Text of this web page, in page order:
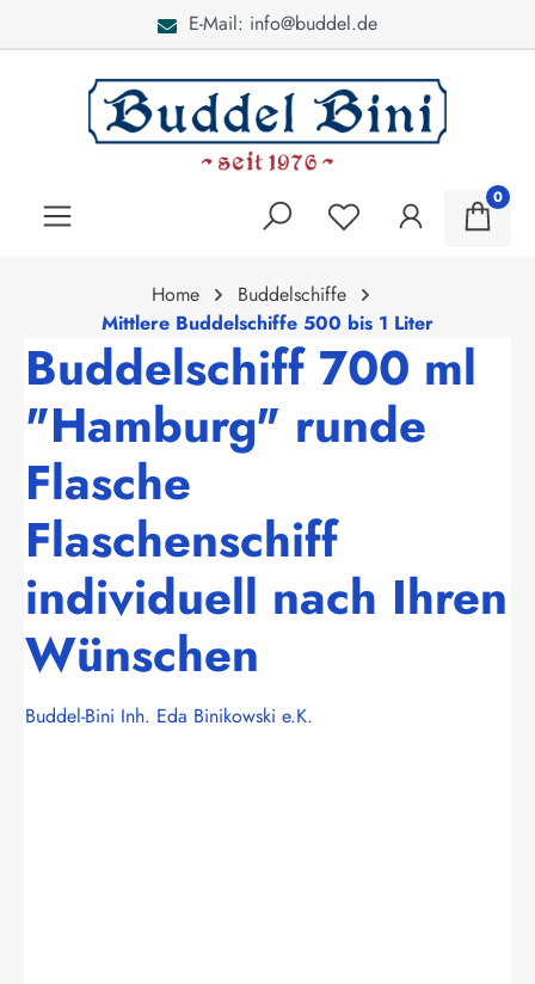
E-Mail: info@buddel.de
0
Home
Buddelschiffe
Mittlere Buddelschiffe 500 bis 1 Liter
Buddelschiff 700 ml
"Hamburg" runde
Flasche
Flaschenschiff
individuell nach Ihren
Wünschen
Buddel-Bini Inh. Eda Binikowski e.K.